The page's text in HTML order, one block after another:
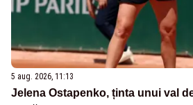
5 aug. 2026, 11:13
Jelena Ostapenko, ținta unui val